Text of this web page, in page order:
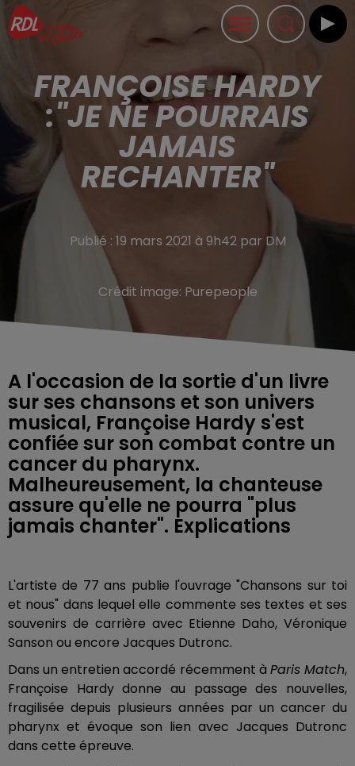
FRANÇOISE HARDY
:"JE NE POURRAIS
JAMAIS
RECHANTER"
Publié : 19 mars 2021 à 9h42 par DM
Crédit image: Purepeople
A l'occasion de la sortie d'un livre
sur ses chansons et son univers
musical, Françoise Hardy s'est
confiée sur son combat contre un
cancer du pharynx.
Malheureusement, la chanteuse
assure qu'elle ne pourra "plus
jamais chanter". Explications
L'artiste de 77 ans publie l'ouvrage "Chansons sur toi
et nous" dans lequel elle commente ses textes et ses
souvenirs de carrière avec Etienne Daho, Véronique
Sanson ou encore Jacques Dutronc.
Dans un entretien accordé récemment à Paris Match,
Françoise Hardy donne au passage des nouvelles,
fragilisée depuis plusieurs années par un cancer du
pharynx et évoque son lien avec Jacques Dutronc
dans cette épreuve.